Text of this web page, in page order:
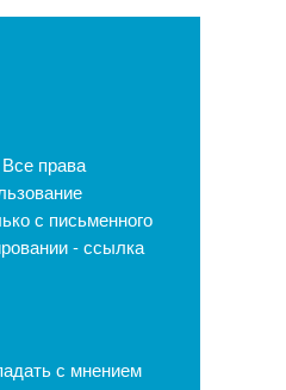
права
с письменного
- ссылка
с мнением